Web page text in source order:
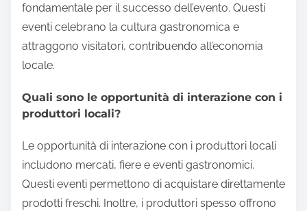
fondamentale per il successo dell’evento. Questi
eventi celebrano la cultura gastronomica e
attraggono visitatori, contribuendo all’economia
locale.
Quali sono le opportunità di interazione con i
produttori locali?
Le opportunità di interazione con i produttori locali
includono mercati, fiere e eventi gastronomici.
Questi eventi permettono di acquistare direttamente
prodotti freschi. Inoltre, i produttori spesso offrono